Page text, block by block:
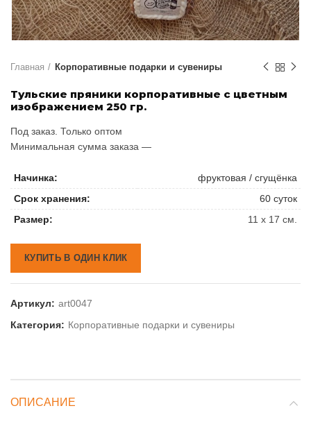
Главная Корпоративные подарки и сувениры
Тульские пряники корпоративные с цветным
изображением 250 гр.
Под заказ. Только оптом
Минимальная сумма заказа —
Начинка:
фруктовая / сгущёнка
Срок хранения:
60 суток
Размер:
11 х 17 см.
КУПИТЬ В ОДИН КЛИК
Артикул: art0047
Категория: Корпоративные подарки и сувениры
ОПИСАНИЕ